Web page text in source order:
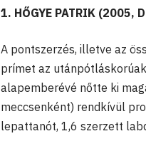
1. HŐGYE PATRIK (2005,
A pontszerzés, illetve az
prímet az
alapemberévé nőtte ki
meccsenként) rendkívül
lepattanót, 1,6 szerzett